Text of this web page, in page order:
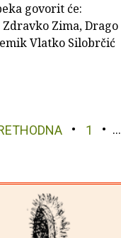
govorit će:
Zima, Drago
Vlatko Silobrčić
1 …